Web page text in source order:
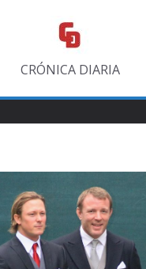
CRÓNICA DIARIA